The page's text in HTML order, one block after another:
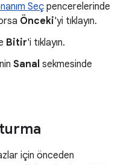
Seçpencerelerinde
Önceki'yi tıklayın.
Bitir'i tıklayın.
Sanal sekmesinde
için önceden